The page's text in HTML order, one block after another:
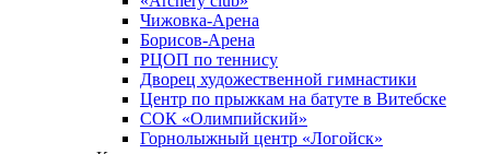
Чижовка-Арена
Борисов-Арена
РЦОП по теннису
Дворец художественной гимнастики
Центр по прыжкам на батуте в Витебске
СОК «Олимпийский»
Горнолыжный центр «Логойск»